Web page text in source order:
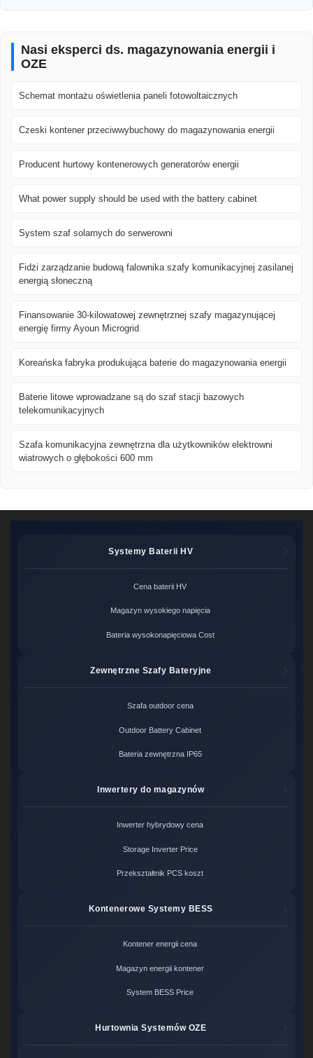
Nasi eksperci ds. magazynowania energii i
OZE
Schemat montażu oświetlenia paneli fotowoltaicznych
Czeski kontener przeciwwybuchowy do magazynowania energii
Producent hurtowy kontenerowych generatorów energii
What power supply should be used with the battery cabinet
System szaf solarnych do serwerowni
Fidżi zarządzanie budową falownika szafy komunikacyjnej zasilanej
energią słoneczną
Finansowanie 30-kilowatowej zewnętrznej szafy magazynującej
energię firmy Ayoun Microgrid
Koreańska fabryka produkująca baterie do magazynowania energii
Baterie litowe wprowadzane są do szaf stacji bazowych
telekomunikacyjnych
Szafa komunikacyjna zewnętrzna dla użytkowników elektrowni
wiatrowych o głębokości 600 mm
Systemy Baterii HV
Cena baterii HV
Magazyn wysokiego napięcia
Bateria wysokonapięciowa Cost
Zewnętrzne Szafy Bateryjne
Szafa outdoor cena
Outdoor Battery Cabinet
Bateria zewnętrzna IP65
Inwertery do magazynów
Inwerter hybrydowy cena
Storage Inverter Price
Przekształtnik PCS koszt
Kontenerowe Systemy BESS
Kontener energii cena
Magazyn energii kontener
System BESS Price
Hurtownia Systemów OZE